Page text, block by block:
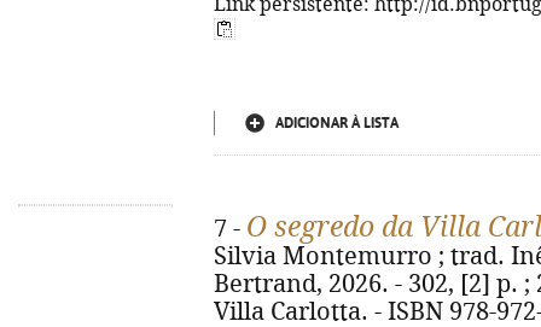
Link persistente: http://
ADICIONAR À LISTA
7 - O segredo da Villa
Silvia Montemurro ; trad.
Bertrand, 2026. - 302, [2] p.
Villa Carlotta. - ISBN 978-